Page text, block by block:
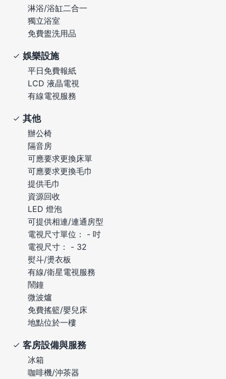
淋浴/浴缸二合一
獨立浴室
免費盥洗用品
娛樂設施
平日免費報紙
LCD 液晶電視
有線電視服務
其他
辦公椅
隔音房
可應要求更換床單
可應要求更換毛巾
提供毛巾
資源回收
LED 燈泡
可提供相連/連通房型
電視尺寸單位： - 吋
電視尺寸： - 32
熨斗/燙衣板
有線/衛星電視服務
鬧鐘
微波爐
免費搖籃/嬰兒床
地點位於一樓
客房設備與服務
冰箱
咖啡機/沖茶器